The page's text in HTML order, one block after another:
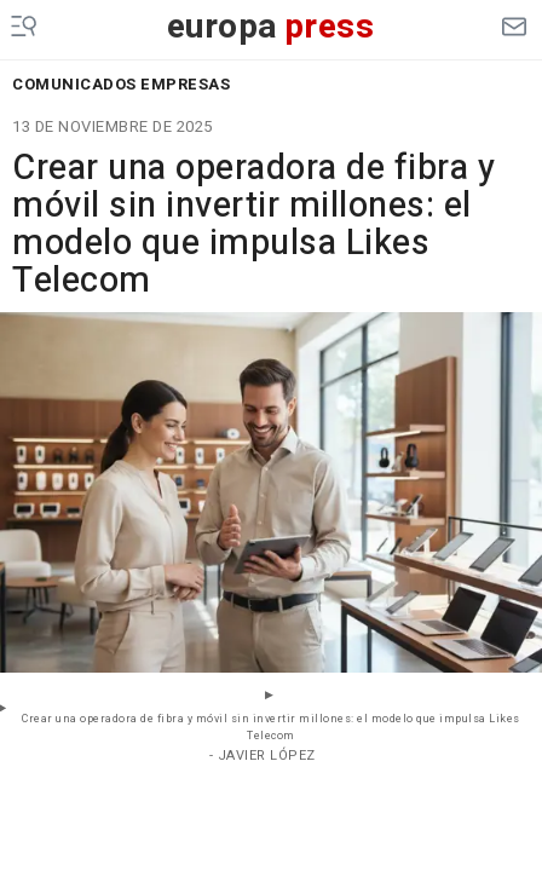
europa press
COMUNICADOS EMPRESAS
13 DE NOVIEMBRE DE 2025
Crear una operadora de fibra y
móvil sin invertir millones: el
modelo que impulsa Likes
Telecom
Crear una operadora de fibra y móvil sin invertir millones: el modelo que impulsa Likes
Telecom
- JAVIER LÓPEZ